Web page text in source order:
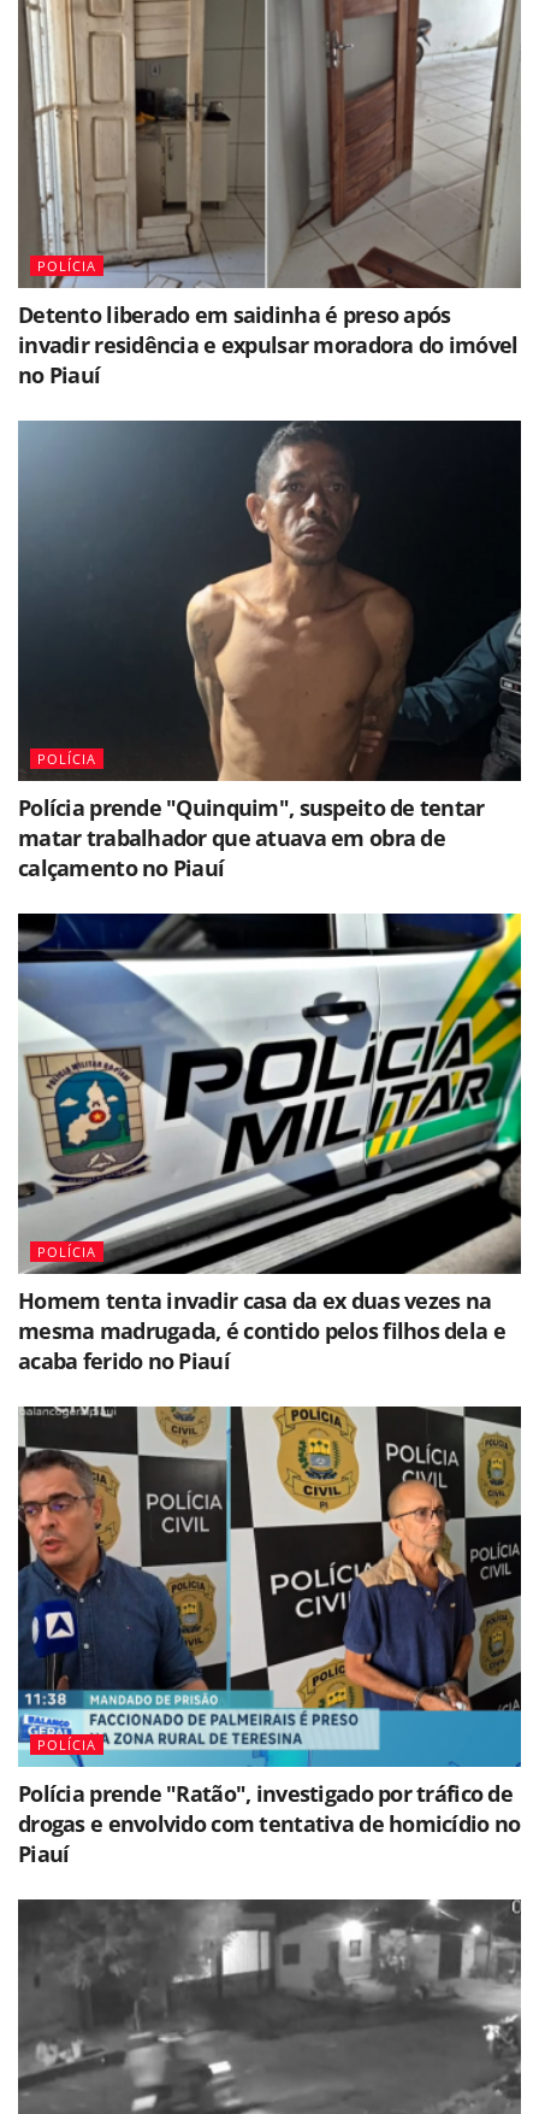
POLÍCIA
Detento liberado em saidinha é preso após
invadir residência e expulsar moradora do imóvel
no Piauí
POLÍCIA
Polícia prende "Quinquim", suspeito de tentar
matar trabalhador que atuava em obra de
calçamento no Piauí
POLÍCIA
Homem tenta invadir casa da ex duas vezes na
mesma madrugada, é contido pelos filhos dela e
acaba ferido no Piauí
POLÍCIA
Polícia prende "Ratão", investigado por tráfico de
drogas e envolvido com tentativa de homicídio no
Piauí